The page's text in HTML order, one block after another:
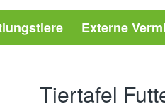
Externe
Tiertafel